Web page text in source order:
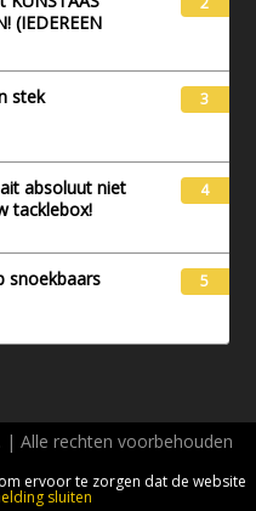
(IEDEREEN
stek
3
absoluut niet
tacklebox!
4
snoekbaars
5
ervoor te zorgen dat de website
sluiten
Alle rechten voorbehouden